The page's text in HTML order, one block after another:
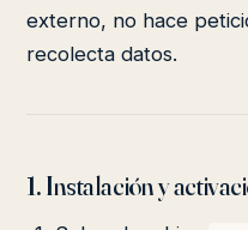
externo, no hace
recolecta datos.
1. Instalación y